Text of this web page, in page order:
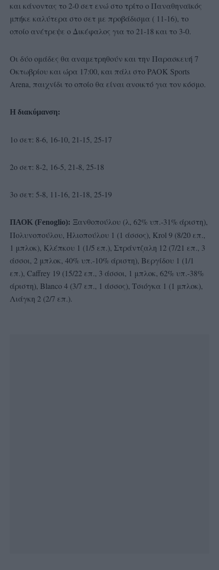
και κάνοντας το 2-0 σετ ενώ στο τρίτο ο Παναθηναϊκός
μπήκε καλύτερα στο σετ με προβάδισμα ( 11-16), το
οποίο ανέτρεψε ο Δικέφαλος για το 21-18 και το 3-0.
Οι δύο ομάδες θα αναμετρηθούν και την Παρασκευή 7
Οκτωβρίου και ώρα 17:00, και πάλι στο PAOK Sports
Arena, παιχνίδι το οποίο θα είναι ανοικτό για τον κόσμο.
Η διακύμανση:
1ο σετ: 8-6, 16-10, 21-15, 25-17
2ο σετ: 8-2, 16-5, 21-8, 25-18
3ο σετ: 5-8, 11-16, 21-18, 25-19
ΠΑΟΚ (Fenoglio): Ξανθοπούλου (λ, 62% υπ.-31% άριστη),
Πολυνοπούλου, Ηλιοπούλου 1 (1 άσσος), Krol 9 (8/20 επ.,
1 μπλοκ), Κλέπκου 1 (1/5 επ.), Στράντζαλη 12 (7/21 επ., 3
άσσοι, 2 μπλοκ, 40% υπ.-10% άριστη), Βεργίδου 1 (1/1
επ.), Caffrey 19 (15/22 επ., 3 άσσοι, 1 μπλοκ, 62% υπ.-38%
άριστη), Blanco 4 (3/7 επ., 1 άσσος), Τσιόγκα 1 (1 μπλοκ),
Λιάγκη 2 (2/7 επ.).